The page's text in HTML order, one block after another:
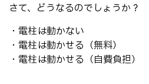
さて、どうなるのでしょうか？
・電柱は動かない
・電柱は動かせる（無料）
・電柱は動かせる（自費負担）